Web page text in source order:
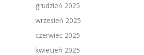
grudzień 2025
wrzesień 2025
czerwiec 2025
kwiecień 2025